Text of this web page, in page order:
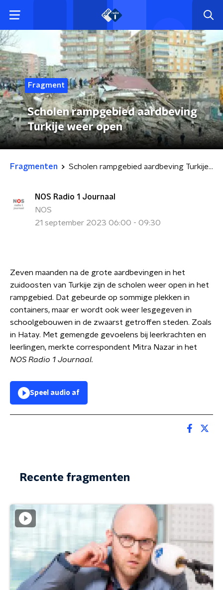
Fragment
Scholen rampgebied aardbeving
Turkije weer open
Fragmenten Scholen rampgebied aardbeving Turkije weer open
NOS Radio 1 Journaal
NOS
21 september 2023 06:00 - 09:30
Zeven maanden na de grote aardbevingen in het
zuidoosten van Turkije zijn de scholen weer open in het
rampgebied. Dat gebeurde op sommige plekken in
containers, maar er wordt ook weer lesgegeven in
schoolgebouwen in de zwaarst getroffen steden. Zoals
in Hatay. Met gemengde gevoelens bij leerkrachten en
leerlingen, merkte correspondent Mitra Nazar in het
NOS Radio 1 Journaal.
Speel audio af
Recente fragmenten